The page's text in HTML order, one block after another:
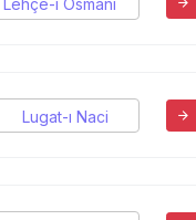
Lugat-ı Naci